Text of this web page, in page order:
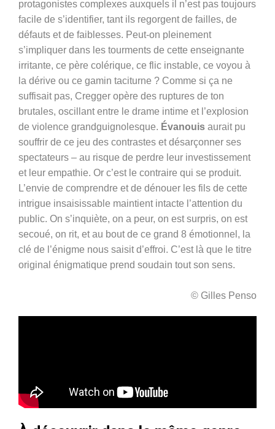
protagonistes complexes auxquels il n’est pas toujours
facile de s’identifier, tant ils regorgent de failles, de
défauts et de faiblesses. Peut-on pleinement
s’impliquer dans les tourments de cette enseignante
irritante, ce père colérique, ce flic instable, ce voyou à
la dérive ou ce gamin taciturne ? Comme si ça ne
suffisait pas, Cregger opère des ruptures de ton
brutales, oscillant entre le drame intime et l’explosion
de violence grandguignolesque. Évanouis aurait pu
souffrir de ce jeu des contrastes et désarçonner ses
spectateurs – au risque de perdre leur investissement
et leur empathie. Or c’est le contraire qui se produit.
L’envie de comprendre et de dénouer les fils de cette
intrigue insaisissable maintient intacte l’attention du
public. On s’inquiète, on a peur, on est surpris, on est
secoué, on rit, et au bout de ce grand 8 émotionnel, la
clé de l’énigme nous saisit d’effroi. C’est là que le titre
original énigmatique prend soudain tout son sens.
© Gilles Penso